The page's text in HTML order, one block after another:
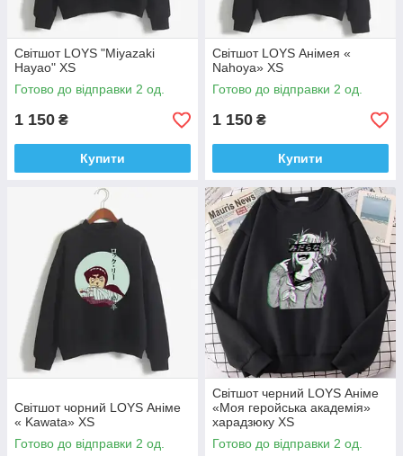
Світшот LOYS "Miyazaki
Hayao" XS
Готово до відправки 2 од.
1 150 ₴
Купити
Світшот LOYS Анімея «
Nahoya» XS
Готово до відправки 2 од.
1 150 ₴
Купити
Світшот чорний LOYS Аніме
« Kawata» XS
Готово до відправки 2 од.
Світшот черний LOYS Аніме
«Моя геройська академія»
харадзюку XS
Готово до відправки 2 од.